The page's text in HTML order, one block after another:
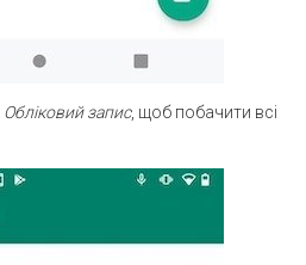
Обліковий запис, щоб побачити всі